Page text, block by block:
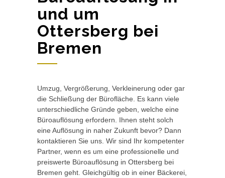
und um
Ottersberg bei
Bremen
Umzug, Vergrößerung, Verkleinerung oder gar
die Schließung der Bürofläche. Es kann viele
unterschiedliche Gründe geben, welche eine
Büroauflösung erfordern. Ihnen steht solch
eine Auflösung in naher Zukunft bevor? Dann
kontaktieren Sie uns. Wir sind Ihr kompetenter
Partner, wenn es um eine professionelle und
preiswerte Büroauflösung in Ottersberg bei
Bremen geht. Gleichgültig ob in einer Bäckerei,